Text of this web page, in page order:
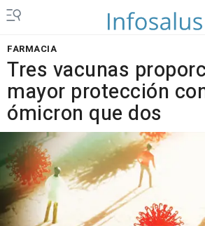
FARMACIA
Tres vacunas
mayor protección
ómicron que dos